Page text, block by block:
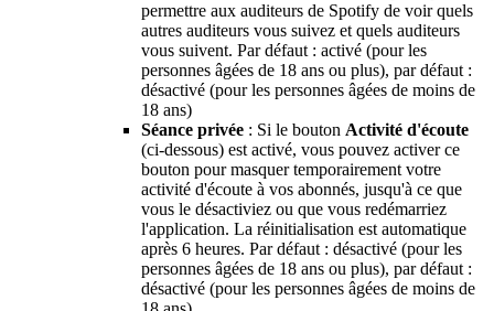
permettre aux auditeurs de Spotify de voir quels
autres auditeurs vous suivez et quels auditeurs
vous suivent. Par défaut : activé (pour les
personnes âgées de 18 ans ou plus), par défaut :
désactivé (pour les personnes âgées de moins de
18 ans)
Séance privée : Si le bouton Activité d'écoute
(ci-dessous) est activé, vous pouvez activer ce
bouton pour masquer temporairement votre
activité d'écoute à vos abonnés, jusqu'à ce que
vous le désactiviez ou que vous redémarriez
l'application. La réinitialisation est automatique
après 6 heures. Par défaut : désactivé (pour les
personnes âgées de 18 ans ou plus), par défaut :
désactivé (pour les personnes âgées de moins de